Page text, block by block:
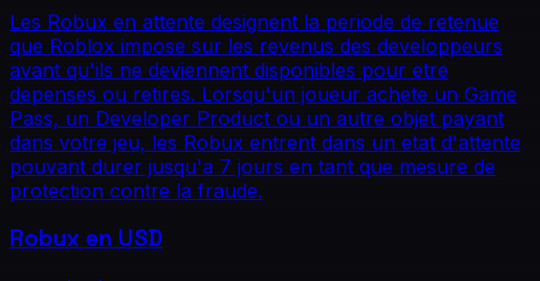
Les Robux en attente designent la periode de retenue
que Roblox impose sur les revenus des developpeurs
avant qu'ils ne deviennent disponibles pour etre
depenses ou retires. Lorsqu'un joueur achete un Game
Pass, un Developer Product ou un autre objet payant
dans votre jeu, les Robux entrent dans un etat d'attente
pouvant durer jusqu'a 7 jours en tant que mesure de
protection contre la fraude.
Robux en USD